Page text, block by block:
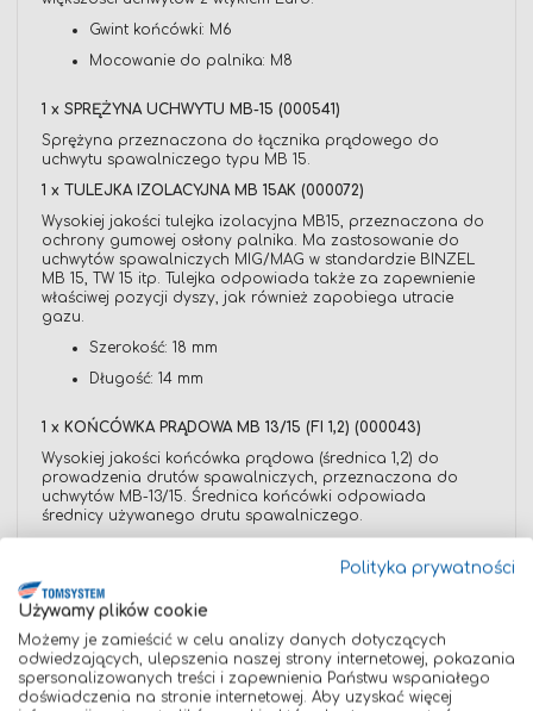
Gwint końcówki: M6
Mocowanie do palnika: M8
1 x SPRĘŻYNA UCHWYTU MB-15 (000541)
Sprężyna przeznaczona do łącznika prądowego do
uchwytu spawalniczego typu MB 15.
1 x TULEJKA IZOLACYJNA MB 15AK (000072)
Wysokiej jakości tulejka izolacyjna MB15, przeznaczona do
ochrony gumowej osłony palnika. Ma zastosowanie do
uchwytów spawalniczych MIG/MAG w standardzie BINZEL
MB 15, TW 15 itp. Tulejka odpowiada także za zapewnienie
właściwej pozycji dyszy, jak również zapobiega utracie
gazu.
Szerokość: 18 mm
Długość: 14 mm
1 x KOŃCÓWKA PRĄDOWA MB 13/15 (FI 1,2) (000043)
Wysokiej jakości końcówka prądowa (średnica 1,2) do
prowadzenia drutów spawalniczych, przeznaczona do
uchwytów MB-13/15. Średnica końcówki odpowiada
średnicy używanego drutu spawalniczego.
Średnica: 1,2
Dane techniczne
Polityka prywatności
Używamy plików cookie
Możemy je zamieścić w celu analizy danych dotyczących
odwiedzających, ulepszenia naszej strony internetowej, pokazania
spersonalizowanych treści i zapewnienia Państwu wspaniałego
doświadczenia na stronie internetowej. Aby uzyskać więcej